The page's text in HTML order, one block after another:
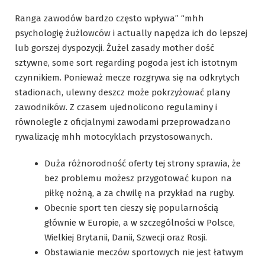
Ranga zawodów bardzo często wpływa” “mhh
psychologię żużlowców i actually napędza ich do lepszej
lub gorszej dyspozycji. Żużel zasady mother dość
sztywne, some sort regarding pogoda jest ich istotnym
czynnikiem. Ponieważ mecze rozgrywa się na odkrytych
stadionach, ulewny deszcz może pokrzyżować plany
zawodników. Z czasem ujednolicono regulaminy i
równolegle z oficjalnymi zawodami przeprowadzano
rywalizację mhh motocyklach przystosowanych.
Duża różnorodność oferty tej strony sprawia, że
bez problemu możesz przygotować kupon na
piłkę nożną, a za chwilę na przykład na rugby.
Obecnie sport ten cieszy się popularnością
głównie w Europie, a w szczególności w Polsce,
Wielkiej Brytanii, Danii, Szwecji oraz Rosji.
Obstawianie meczów sportowych nie jest łatwym